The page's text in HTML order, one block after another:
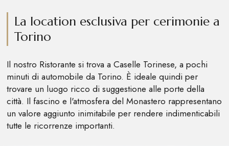
La location esclusiva per cerimonie a
Torino
Il nostro Ristorante si trova a Caselle Torinese, a pochi
minuti di automobile da Torino. È ideale quindi per
trovare un luogo ricco di suggestione alle porte della
città. Il fascino e l'atmosfera del Monastero rappresentano
un valore aggiunto inimitabile per rendere indimenticabili
tutte le ricorrenze importanti.